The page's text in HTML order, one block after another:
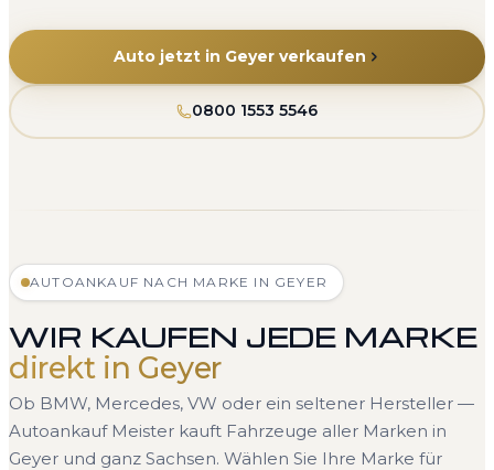
Auto jetzt in Geyer verkaufen
0800 1553 5546
AUTOANKAUF NACH MARKE IN GEYER
WIR KAUFEN JEDE MARKE
direkt in Geyer
Ob BMW, Mercedes, VW oder ein seltener Hersteller —
Autoankauf Meister kauft Fahrzeuge aller Marken in
Geyer und ganz Sachsen. Wählen Sie Ihre Marke für